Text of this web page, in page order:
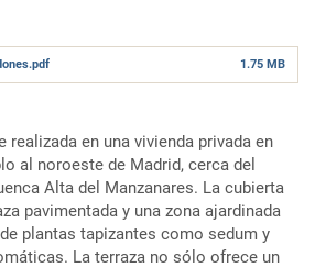
1.75 MB
realizada en una vivienda privada en
al noroeste de Madrid, cerca del
Alta del Manzanares. La cubierta
pavimentada y una zona ajardinada
plantas tapizantes como sedum y
La terraza no sólo ofrece un